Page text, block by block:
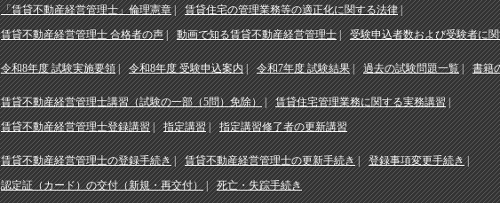
「賃貸不動産経営管理士」倫理憲章
賃貸住宅の管理業務等の適正化に関する法律
賃貸不動産経営管理士 合格者の声
動画で知る賃貸不動産経営管理士 受験申込者数および受験者に
令和8年度 試験実施要領 令和8年度 受験申込案内 令和7年度 試験結果 過去の試験問題一覧 書籍
賃貸不動産経営管理士講習（試験の一部（5問）免除）
賃貸住宅管理業務に関する実務講習
賃貸不動産経営管理士登録講習
指定講習 指定講習修了者の更新講習
賃貸不動産経営管理士の登録手続き 賃貸不動産経営管理士の更新手続き
登録事項変更手続き
認定証（カード）の交付（新規・再交付）
死亡・失踪手続き